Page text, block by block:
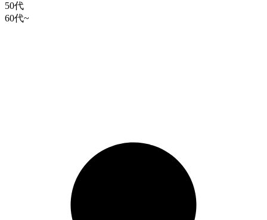
50代
60代~